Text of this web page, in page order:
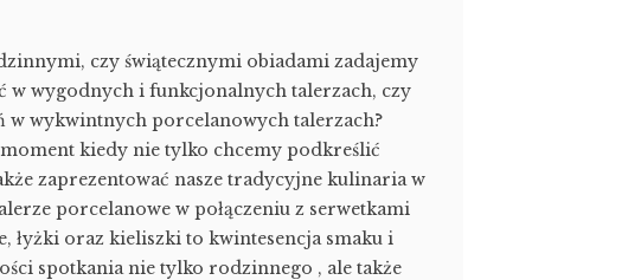
czy świątecznymi obiadami zadajemy
w wygodnych i funkcjonalnych talerzach, czy
w wykwintnych porcelanowych talerzach?
kiedy nie tylko chcemy podkreślić
zaprezentować nasze tradycyjne kulinaria w
porcelanowe w połączeniu z serwetkami
łyżki oraz kieliszki to kwintesencja smaku i
spotkania nie tylko rodzinnego , ale także